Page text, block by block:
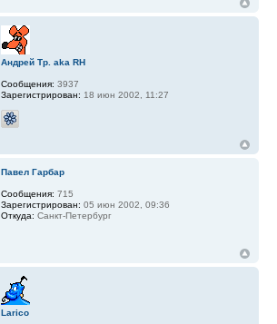
Андрей Тр. aka RH
Сообщения: 3937
Зарегистрирован: 18 июн 2002, 11:27
Павел Гарбар
Сообщения: 715
Зарегистрирован: 05 июн 2002, 09:36
Откуда: Санкт-Петербург
Larico